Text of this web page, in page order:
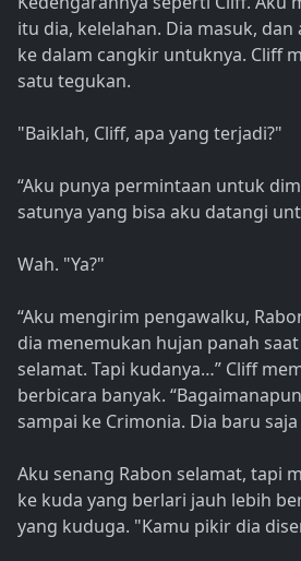
itu dia, kelelahan. Dia masuk,
ke dalam cangkir untuknya. Cliff
satu tegukan.
"Baiklah, Cliff, apa yang terjadi?"
“Aku punya permintaan untuk
satunya yang bisa aku datangi
Wah. "Ya?"
“Aku mengirim pengawalku,
dia menemukan hujan panah
selamat. Tapi kudanya…” Cliff
berbicara banyak.
sampai ke Crimonia. Dia baru
Aku senang Rabon selamat, tapi
ke kuda yang berlari jauh lebih
yang kuduga. "Kamu pikir dia